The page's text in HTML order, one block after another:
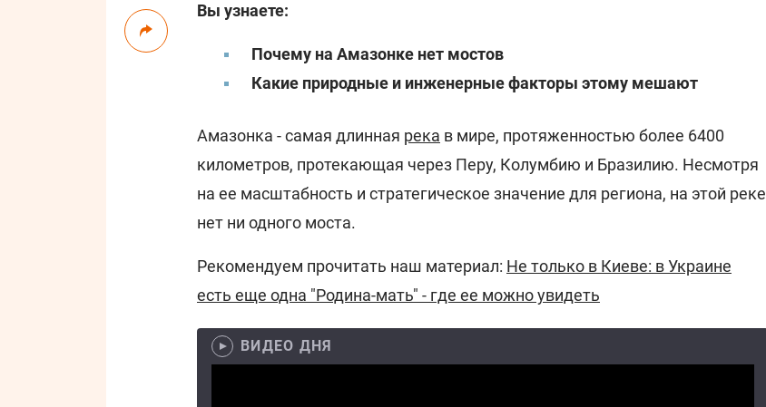
Вы узнаете:
Почему на Амазонке нет мостов
Какие природные и инженерные факторы этому мешают
Амазонка - самая длинная река в мире, протяженностью более 6400
километров, протекающая через Перу, Колумбию и Бразилию. Несмотря
на ее масштабность и стратегическое значение для региона, на этой реке
нет ни одного моста.
Рекомендуем прочитать наш материал: Не только в Киеве: в Украине
есть еще одна "Родина-мать" - где ее можно увидеть
ВИДЕО ДНЯ